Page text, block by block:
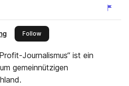
Stiftungswesen
Followthis publisher
Journalismus“ ist ein
gemeinnützigen